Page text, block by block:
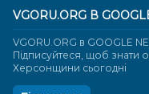
VGORU.ORG В
VGORU.ORG в GOOGLE
Підписуйтеся, щоб знати
Херсонщини сьогодні